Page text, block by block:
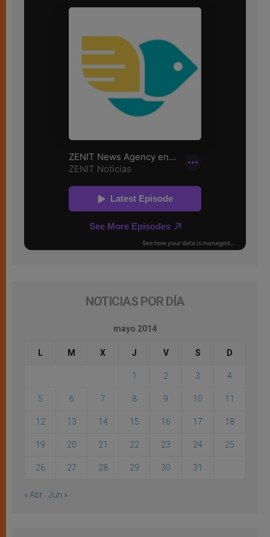
NOTICIAS POR DÍA
mayo 2014
L M X J V S D
1 2 3 4
5 6 7 8 9 10 11
12 13 14 15 16 17 18
19 20 21 22 23 24 25
26 27 28 29 30 31
« Abr Jun »